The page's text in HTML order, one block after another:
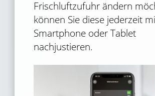
Frischluftzufuhr ändern
können Sie diese jederzeit
Smartphone oder Tablet
nachjustieren.